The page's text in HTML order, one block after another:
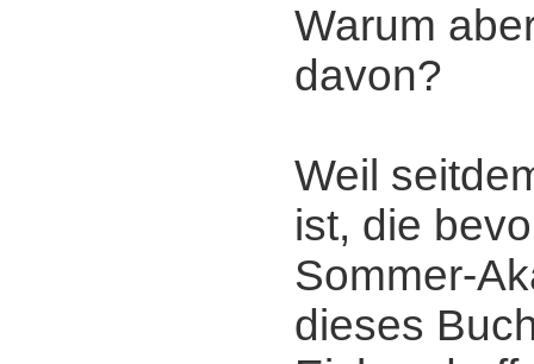
Warum
davon?
Weil
ist, die
Sommer-
dieses